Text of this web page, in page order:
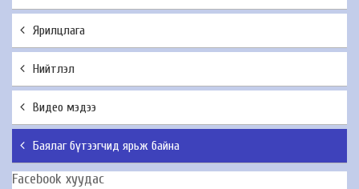
Ярилцлага
Нийтлэл
Видео мэдээ
Баялаг бүтээгчид ярьж байна
Facebook хуудас